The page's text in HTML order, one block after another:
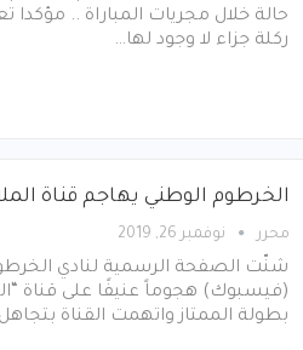
حالة خلال مجريات المباراة ..
ركلة جزاء لا وجود لها…
الخرطوم الوطني يهاجم قناة
محرر نوفمبر 26, 2019
شنّت الصفحة الرسمية لنادي
(فيسبوك) هجوماً عنيفًا على قناة
بطولة الممتاز واتهمت القناة